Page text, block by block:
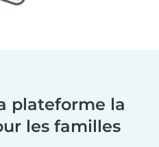
plateforme la
les familles